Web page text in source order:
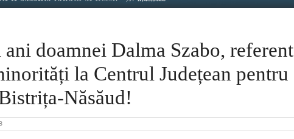
doamnei Dalma Szabo, referent
la Centrul Județean pentru
Năsăud!